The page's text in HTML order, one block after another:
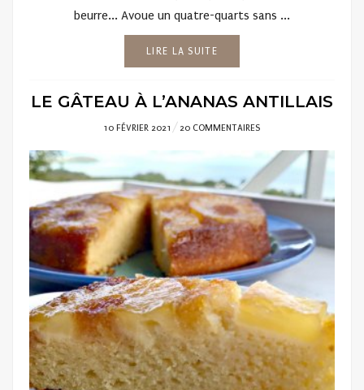
beurre... Avoue un quatre-quarts sans ...
LIRE LA SUITE
LE GÂTEAU À L’ANANAS ANTILLAIS
POSTED
10 FÉVRIER 2021 20 COMMENTAIRES